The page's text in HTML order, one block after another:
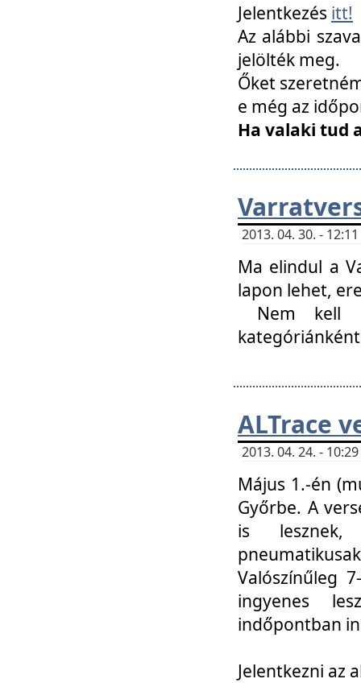
Jelentkezés itt!
Az alábbi
jelölték meg.
Őket
e még az
Ha valaki tud
2013. 04. 30. -
Ma elindul a
lapon lehet,
Nem kell
ALTrace
2013. 04. 24. -
Május 1.-én
Győrbe. A
is lesznek,
Valószínűleg
ingyenes
indőpontban
Jelentkezni az